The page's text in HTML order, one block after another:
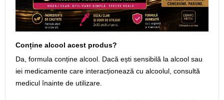
Conține alcool acest produs?
Da, formula conține alcool. Dacă ești sensibilă la alcool sau
iei medicamente care interacționează cu alcoolul, consultă
medicul înainte de utilizare.